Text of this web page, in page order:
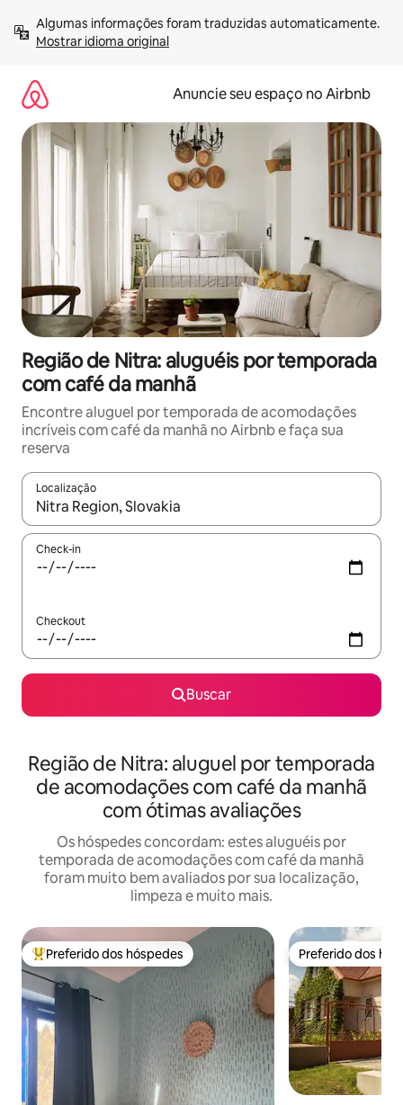
para
Mostrar idioma original
Anuncie seu espaço no Airbnb
Região de Nitra: aluguéis por temporada
com café da manhã
Encontre aluguel por temporada de acomodações
incríveis com café da manhã no Airbnb e faça sua
reserva
Localização
Quando os resultados estiverem disponíveis, explore-os
Check-in
Checkout
Buscar
Região de Nitra: aluguel por temporada
de acomodações com café da manhã
com ótimas avaliações
Os hóspedes concordam: estes aluguéis por
temporada de acomodações com café da manhã
foram muito bem avaliados por sua localização,
limpeza e muito mais.
Entre os melhores preferidos dos hóspedes
Preferido dos hóspedes Preferido dos
Preferido dos